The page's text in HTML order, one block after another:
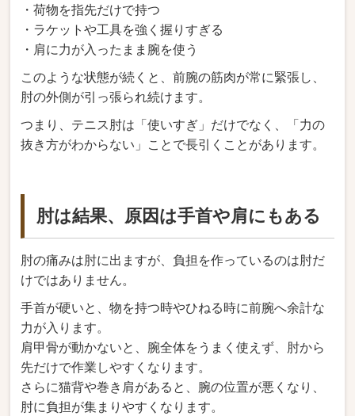
・荷物を指先だけで持つ
・ラケットや工具を強く握りすぎる
・肩に力が入ったまま腕を使う
このような状態が続くと、前腕の筋肉が常に緊張し、
肘の外側が引っ張られ続けます。
つまり、テニス肘は「使いすぎ」だけでなく、「力の
抜き方がわからない」ことで長引くことがあります。
肘は結果、原因は手首や肩にもある
肘の痛みは肘に出ますが、負担を作っているのは肘だ
けではありません。
手首が硬いと、物を持つ時やひねる時に前腕へ余計な
力が入ります。
肩甲骨が動かないと、腕全体をうまく使えず、肘から
先だけで作業しやすくなります。
さらに猫背や巻き肩があると、腕の位置が悪くなり、
肘に負担が集まりやすくなります。